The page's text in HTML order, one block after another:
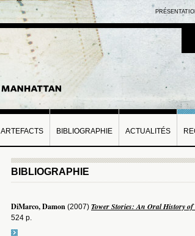
ARTEFACTS BIBLIOGRAPHIE ACTUALITÉS
BIBLIOGRAPHIE
DiMarco, Damon (2007) Tower Stories: An Oral History of
524 p.